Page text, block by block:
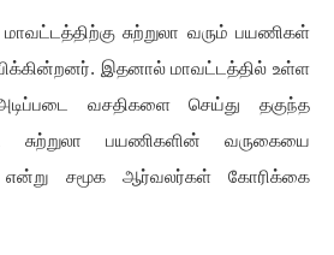
சுற்றுலா வரும் பயணிகள்
இதனால் மாவட்டத்தில் உள்ள
வசதிகளை செய்து தகுந்த
சுற்றுலா பயணிகளின் வருகையை
என்று சமூக ஆர்வலர்கள் கோரிக்கை